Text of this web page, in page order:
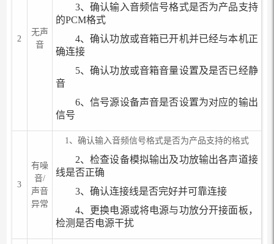
2
无声
音
3、确认输入音频信号格式是否为产品支持
的PCM格式
4、确认功放或音箱已开机并已经与本机正
确连接
5、确认功放或音箱音量设置及是否已经静
音
6、信号源设备声音是否设置为对应的输出
信号
3
有噪
音/
声音
异常
1、确认输入音频信号格式是否为产品支持的格式
2、检查设备模拟输出及功放输出各声道接
线是否正确
3、确认连接线是否完好并可靠连接
4、更换电源或将电源与功放分开接面板，
检测是否电源干扰